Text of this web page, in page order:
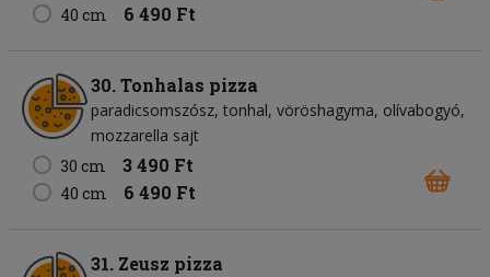
40 cm 6 490 Ft
30. Tonhalas pizza
paradicsomszósz tonhal vöröshagyma olívabogyó
mozzarella sajt
30 cm
3 490 Ft
40 cm 6 490 Ft
31. Zeusz pizza